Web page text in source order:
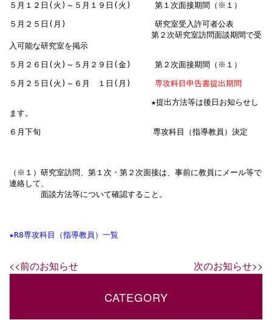
５月１２日(火)～５月１９日(火)　　　第１次面接期間（※１）
５月２５日(月)　　　　　　　　　　  研究室受入許可者公表
第２次研究室訪問面談期間で受
入可能な研究室を掲示
５月２５日(火)～６月　１日(月) 専攻科目申告書提出期間
★提出方法等は後日お知らせし
ます。
（※１）研究室訪問、第１次・第２次面接は、事前に教員にメール等で
連絡して、
★R8専攻科目（指導教員）一覧
<<前のお知らせ 次のお知らせ>>
CATEGORY